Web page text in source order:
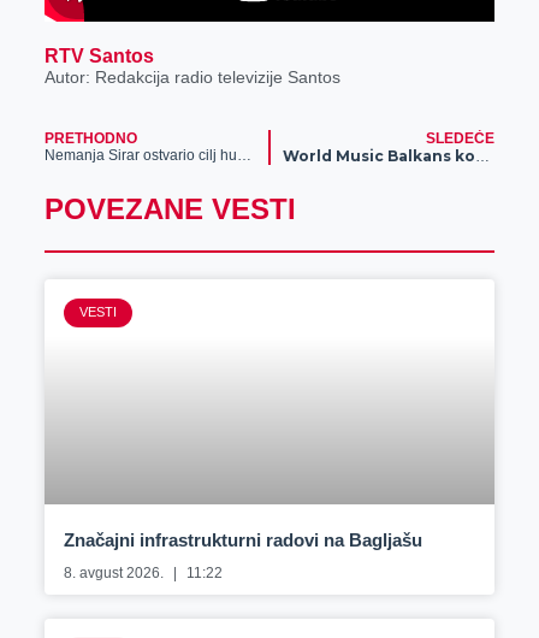
RTV Santos
Autor: Redakcija radio televizije Santos
PRETHODNO
SLEDEĆE
POVEZANE VESTI
VESTI
Značajni infrastrukturni radovi na Bagljašu
8. avgust 2026. 11:22